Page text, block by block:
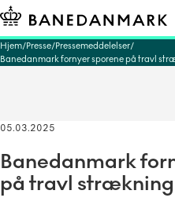
Hjem Presse Pressemeddelelser
Banedanmark fornyer sporene på travl
05.03.2025
Banedanmark
på travl strækning